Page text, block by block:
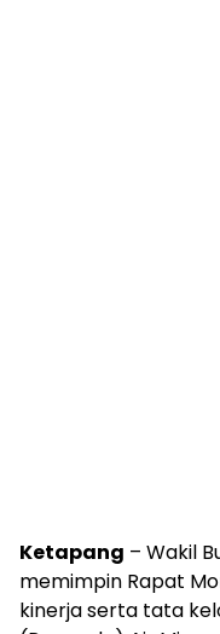
Ketapang – Wakil
memimpin Rapat
kinerja serta tata